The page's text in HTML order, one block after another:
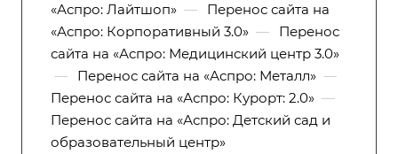
«Аспро: Лайтшоп» —
Перенос сайта на
«Аспро: Корпоративный 3.0» —
Перенос
сайта на «Аспро: Медицинский центр 3.0»
—
Перенос сайта на «Аспро: Металл» —
Перенос сайта на «Аспро: Курорт: 2.0» —
Перенос сайта на «Аспро: Детский сад и
образовательный центр»